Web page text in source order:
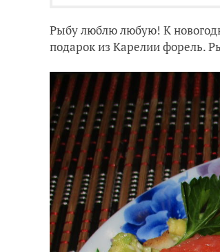
Рыбу люблю любую! К
подарок из Карелии форель.